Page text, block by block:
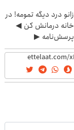
زانو درد دیگه تمومه! در
خانه درمانش کن ◀
پرسش‌نامه ▶